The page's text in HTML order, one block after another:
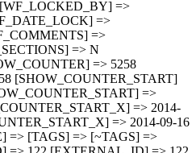
=>
=>
=>
=> N
=> 5258
[SHOW_COUNTER_START]
=>
=> 2014-
=> 2014-09-16
=> [TAGS] => [~TAGS] =>